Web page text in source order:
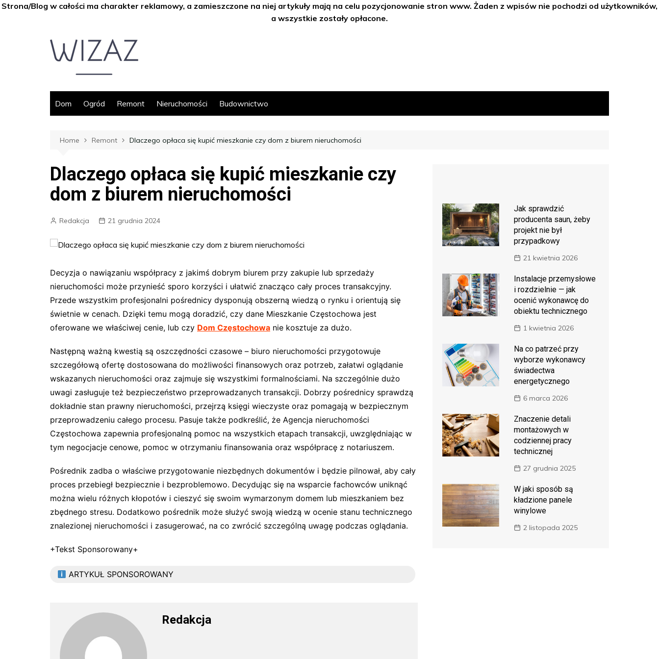
Strona/Blog w całości ma charakter reklamowy, a zamieszczone na niej artykuły mają na celu pozycjonowanie stron www. Żaden z wpisów nie pochodzi od użytkowników,
a wszystkie zostały opłacone.
Dom Ogród Remont Nieruchomości Budownictwo
Home Remont Dlaczego opłaca się kupić mieszkanie czy dom z biurem nieruchomości
Dlaczego opłaca się kupić mieszkanie czy
dom z biurem nieruchomości
Redakcja 21 grudnia 2024
Decyzja o nawiązaniu współpracy z jakimś dobrym biurem przy zakupie lub sprzedaży
nieruchomości może przynieść sporo korzyści i ułatwić znacząco cały proces transakcyjny.
Przede wszystkim profesjonalni pośrednicy dysponują obszerną wiedzą o rynku i orientują się
świetnie w cenach. Dzięki temu mogą doradzić, czy dane Mieszkanie Częstochowa jest
oferowane we właściwej cenie, lub czy Dom Częstochowa nie kosztuje za dużo.
Następną ważną kwestią są oszczędności czasowe – biuro nieruchomości przygotowuje
szczegółową ofertę dostosowana do możliwości finansowych oraz potrzeb, załatwi oglądanie
wskazanych nieruchomości oraz zajmuje się wszystkimi formalnościami. Na szczególnie dużo
uwagi zasługuje też bezpieczeństwo przeprowadzanych transakcji. Dobrzy pośrednicy sprawdzą
dokładnie stan prawny nieruchomości, przejrzą księgi wieczyste oraz pomagają w bezpiecznym
przeprowadzeniu całego procesu. Pasuje także podkreślić, że Agencja nieruchomości
Częstochowa zapewnia profesjonalną pomoc na wszystkich etapach transakcji, uwzględniając w
tym negocjacje cenowe, pomoc w otrzymaniu finansowania oraz współpracę z notariuszem.
Pośrednik zadba o właściwe przygotowanie niezbędnych dokumentów i będzie pilnował, aby cały
proces przebiegł bezpiecznie i bezproblemowo. Decydując się na wsparcie fachowców uniknąć
można wielu różnych kłopotów i cieszyć się swoim wymarzonym domem lub mieszkaniem bez
zbędnego stresu. Dodatkowo pośrednik może służyć swoją wiedzą w ocenie stanu technicznego
znalezionej nieruchomości i zasugerować, na co zwrócić szczególną uwagę podczas oglądania.
+Tekst Sponsorowany+
ARTYKUŁ SPONSOROWANY
Redakcja
Jak sprawdzić
producenta saun, żeby
projekt nie był
przypadkowy
21 kwietnia 2026
Instalacje przemysłowe
i rozdzielnie — jak
ocenić wykonawcę do
obiektu technicznego
1 kwietnia 2026
Na co patrzeć przy
wyborze wykonawcy
świadectwa
energetycznego
6 marca 2026
Znaczenie detali
montażowych w
codziennej pracy
technicznej
27 grudnia 2025
W jaki sposób są
kładzione panele
winylowe
2 listopada 2025